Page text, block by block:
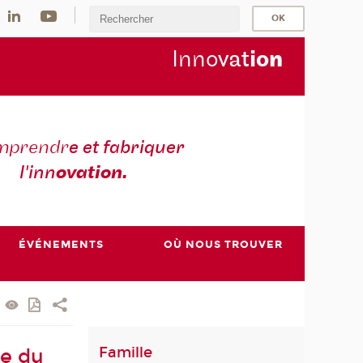
Innovation
e et fabriquer
l'innovation.
ÉVÉNEMENTS OÙ NOUS TROUVER
du
Famille